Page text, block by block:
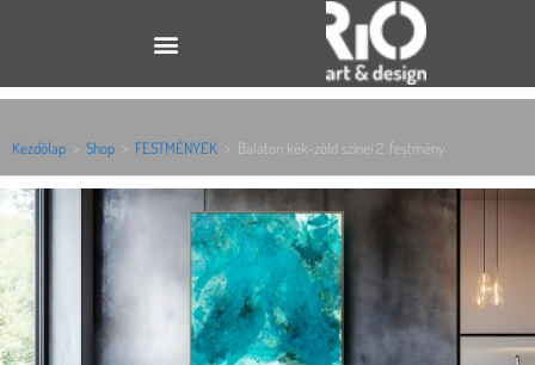
Kezdőlap > Shop > FESTMÉNYEK > Balaton kék-zöld színei 2. festmény